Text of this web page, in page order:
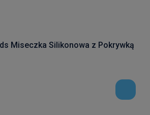
Miseczka Silikonowa z Pokrywką